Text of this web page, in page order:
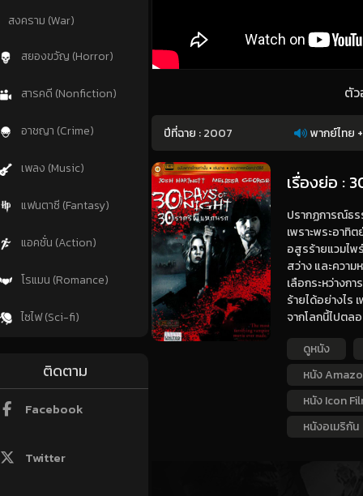
สงคราม (War)
สยองขวัญ (Horror)
สารคดี (Nonfiction)
อาชญา (Crime)
เพลง (Music)
แฟนตาซี (Fantasy)
แอคชั่น (Action)
โรแมน (Romance)
ไซไฟ (Sci-fi)
ติดตาม
Facebook
Twitter
ตั
ปีที่ฉาย :2007 พากย์ไทย
เรื่องย่อ :
ปรากฏการณ์ธร
เพราะพระอาทิ
อสูรร้ายแวมไพ
สว่าง และควา
เลือกระหว่างก
ร้ายได้อย่างไร
จากโลกนี้ไปตล
ดูหนัง
หนัง
หนัง Icon
หนังอเมริกัน